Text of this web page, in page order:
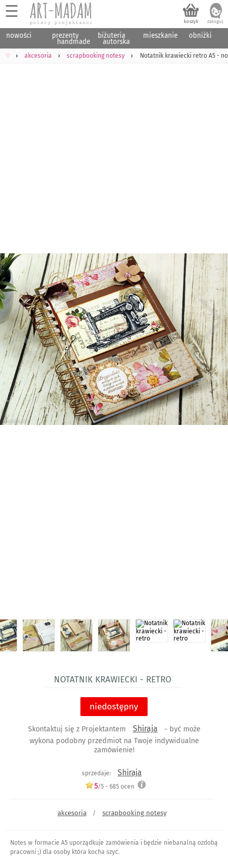
☰
nowości prezenty
handmade
biżuteria
autorska
mieszkanie obniżki
♡ akcesoria scrapbooking notesy Notatnik krawiecki retro A5 -
Notatnik krawiecki - retro
niedostępny
Skontaktuj się z Projektantem Shiraja
- być może
wykona podobny przedmiot na Twoje indywidualne
zamówienie!
sprzedaje: Shiraja
5/5 - 685 ocen
akcesoria / scrapbooking notesy
Notes w formacie A5 uporządkuje zamówienia i będzie niebanalną ozdobą
pracowni ;) dla osoby która kocha szyć.